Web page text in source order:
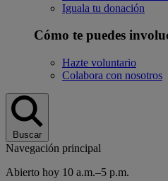
Iguala tu donación
Cómo te puedes
Hazte voluntario
Colabora con nosotros
Buscar
Navegación principal
Abierto hoy 10 a.m.–5 p.m.